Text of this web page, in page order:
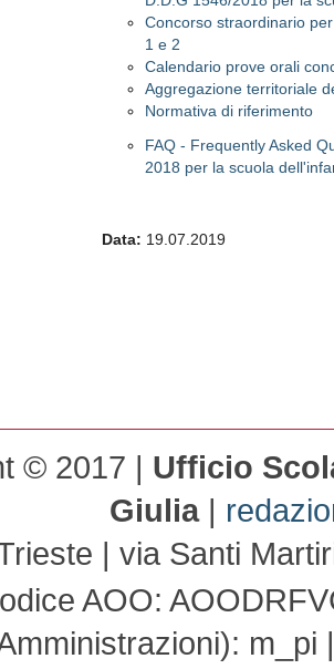
Concorso straordinario
1 e 2
Calendario prove orali
Aggregazione territoriale
Normativa di riferimento
FAQ - Frequently Asked
2018 per la scuola
Data: 19.07.2019
© 2017 | Ufficio
Giulia|
| via Santi
AOO: